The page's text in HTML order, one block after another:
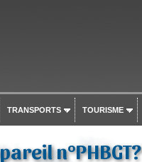
TRANSPORTS TOURISME
n°PHBGT?